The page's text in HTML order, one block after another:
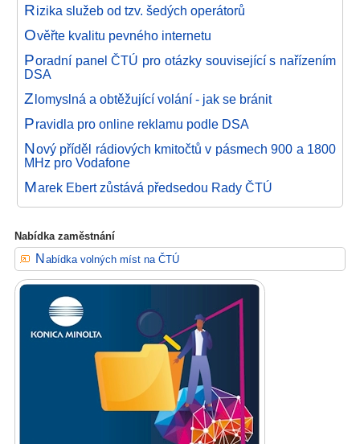
Rizika služeb od tzv. šedých operátorů
Ověřte kvalitu pevného internetu
Poradní panel ČTÚ pro otázky související s nařízením
DSA
Z lomyslná a obtěžující volání - jak se bránit
Pravidla pro online reklamu podle DSA
Nový příděl rádiových kmitočtů v pásmech 900 a 1800
MHz pro Vodafone
Marek Ebert zůstává předsedou Rady ČTÚ
Nabídka zaměstnání
Nabídka volných míst na ČTÚ